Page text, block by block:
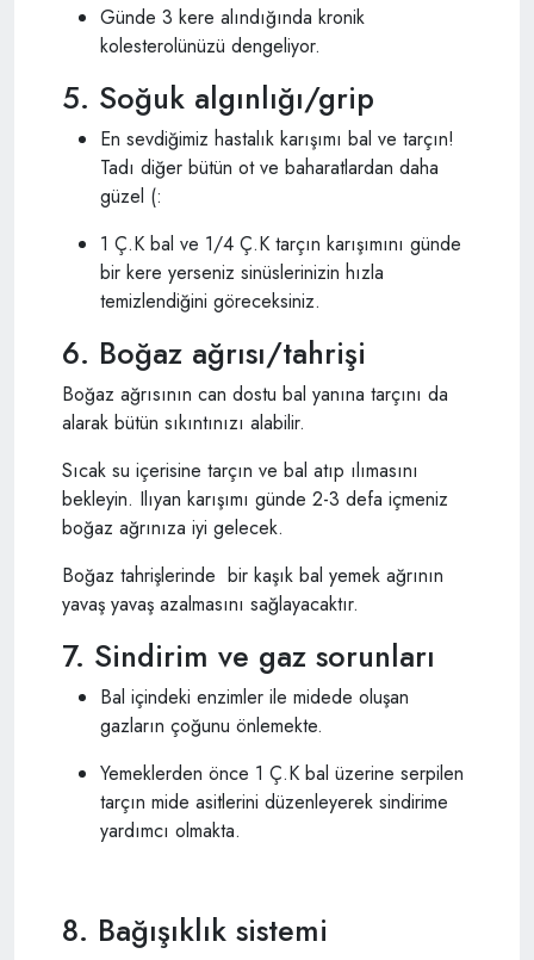
Günde 3 kere alındığında kronik
kolesterolünüzü dengeliyor.
5. Soğuk algınlığı/grip
En sevdiğimiz hastalık karışımı bal ve tarçın!
Tadı diğer bütün ot ve baharatlardan daha
güzel (:
1 Ç.K bal ve 1/4 Ç.K tarçın karışımını günde
bir kere yerseniz sinüslerinizin hızla
temizlendiğini göreceksiniz.
6. Boğaz ağrısı/tahrişi
Boğaz ağrısının can dostu bal yanına tarçını da
alarak bütün sıkıntınızı alabilir.
Sıcak su içerisine tarçın ve bal atıp ılımasını
bekleyin. Ilıyan karışımı günde 2-3 defa içmeniz
boğaz ağrınıza iyi gelecek.
Boğaz tahrişlerinde bir kaşık bal yemek ağrının
yavaş yavaş azalmasını sağlayacaktır.
7. Sindirim ve gaz sorunları
Bal içindeki enzimler ile midede oluşan
gazların çoğunu önlemekte.
Yemeklerden önce 1 Ç.K bal üzerine serpilen
tarçın mide asitlerini düzenleyerek sindirime
yardımcı olmakta.
8. Bağışıklık sistemi